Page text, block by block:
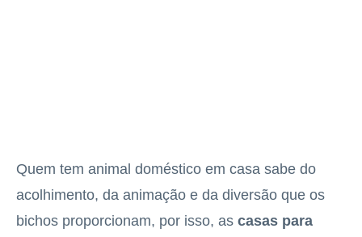
Quem tem animal doméstico em casa sabe do
acolhimento, da animação e da diversão que os
bichos proporcionam, por isso, as casas para